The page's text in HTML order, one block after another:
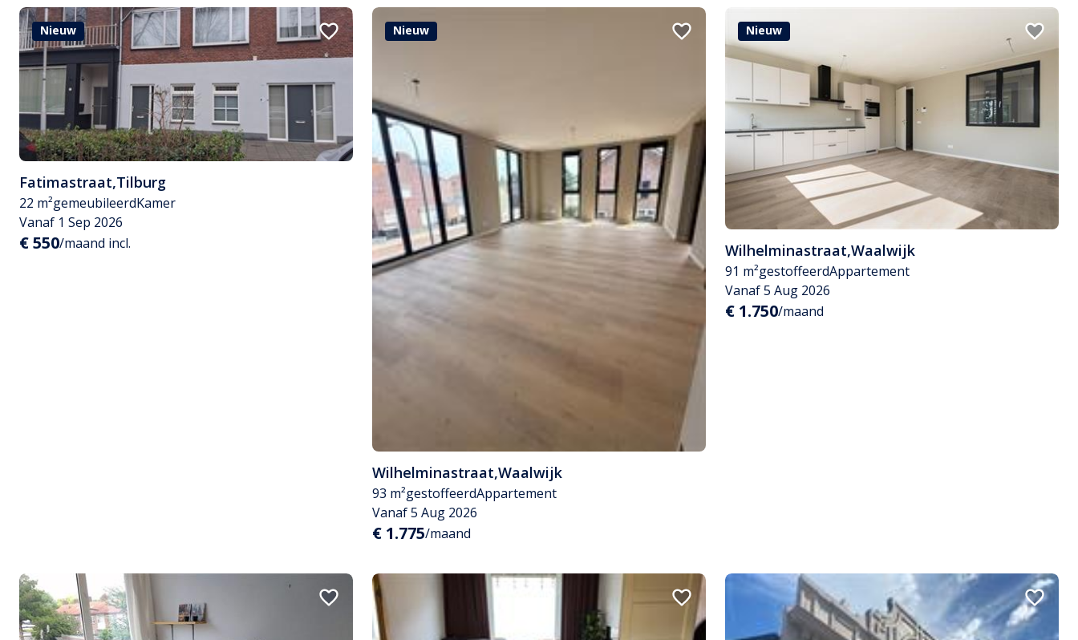
Nieuw
Fatimastraat,Tilburg
22 m²gemeubileerdKamer
Vanaf 1 Sep 2026
€ 550/maand incl.
Nieuw
Wilhelminastraat,Waalwijk
93 m²gestoffeerdAppartement
Vanaf 5 Aug 2026
€ 1.775/maand
Nieuw
Wilhelminastraat,Waalwijk
91 m²gestoffeerdAppartement
Vanaf 5 Aug 2026
€ 1.750/maand